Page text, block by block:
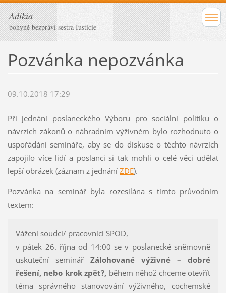
Adikia
bohyně bezpráví sestra Iusticie
Pozvánka nepozvánka
09.10.2018 17:29
Při jednání poslaneckého Výboru pro sociální politiku o
návrzích zákonů o náhradním výživném bylo rozhodnuto o
uspořádání semináře, aby se do diskuse o těchto návrzích
zapojilo více lidí a poslanci si tak mohli o celé věci udělat
lepší obrázek (záznam z jednání ZDE).
Pozvánka na seminář byla rozesílána s tímto průvodním
textem:
Vážení soudci/ pracovníci SPOD,
v pátek 26. října od 14:00 se v poslanecké sněmovně
uskuteční seminář Zálohované výživné – dobré
řešení, nebo krok zpět?, během něhož chceme otevřít
téma správného stanovování výživného, cochemské